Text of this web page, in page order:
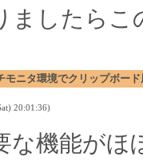
ましたら
モニタ環境でクリップボー
20:01:36)
な機能がほ